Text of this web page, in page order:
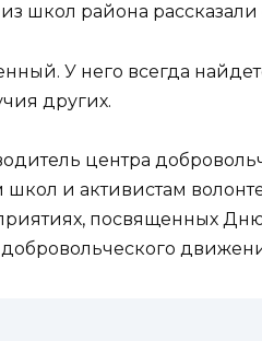
школ района рассказали
У него всегда
других.
центра
школ и активистам
посвященных